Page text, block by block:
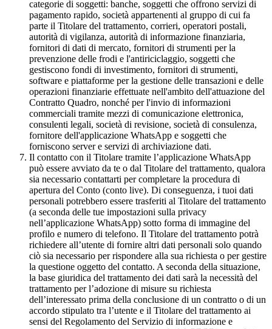
categorie di soggetti: banche, soggetti che offrono servizi di
pagamento rapido, società appartenenti al gruppo di cui fa
parte il Titolare del trattamento, corrieri, operatori postali,
autorità di vigilanza, autorità di informazione finanziaria,
fornitori di dati di mercato, fornitori di strumenti per la
prevenzione delle frodi e l'antiriciclaggio, soggetti che
gestiscono fondi di investimento, fornitori di strumenti,
software e piattaforme per la gestione delle transazioni e delle
operazioni finanziarie effettuate nell'ambito dell'attuazione del
Contratto Quadro, nonché per l'invio di informazioni
commerciali tramite mezzi di comunicazione elettronica,
consulenti legali, società di revisione, società di consulenza,
fornitore dell'applicazione WhatsApp e soggetti che
forniscono server e servizi di archiviazione dati.
Il contatto con il Titolare tramite l’applicazione WhatsApp
può essere avviato da te o dal Titolare del trattamento, qualora
sia necessario contattarti per completare la procedura di
apertura del Conto (conto live). Di conseguenza, i tuoi dati
personali potrebbero essere trasferiti al Titolare del trattamento
(a seconda delle tue impostazioni sulla privacy
nell’applicazione WhatsApp) sotto forma di immagine del
profilo e numero di telefono. Il Titolare del trattamento potrà
richiedere all’utente di fornire altri dati personali solo quando
ciò sia necessario per rispondere alla sua richiesta o per gestire
la questione oggetto del contatto. A seconda della situazione,
la base giuridica del trattamento dei dati sarà la necessità del
trattamento per l’adozione di misure su richiesta
dell’interessato prima della conclusione di un contratto o di un
accordo stipulato tra l’utente e il Titolare del trattamento ai
sensi del Regolamento del Servizio di informazione e